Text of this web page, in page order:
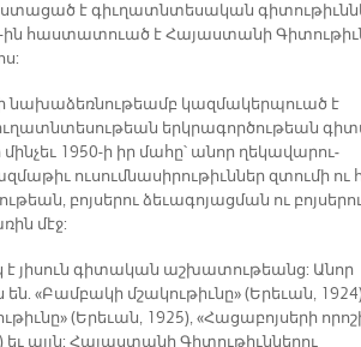
ստա­ցած է գիւ­ղատն­տե­սա­կան
ին հաս­տա­տո­ւած է Հա­յաս­տա­նի
նա­խա­ձեռ­նու­թեամբ կազ­մա­կեր­պո­ւած է
երկ­րա­գոր­ծու­թեան
1950-ի իր մա­հը՝ ա­նոր ղե­կա­վա­րու­
ու­սում­նա­սի­րու­թիւն­ներ զտու­մի ու
բոյ­սե­րու ձե­ւա­գո­յաց­ման ու
մէջ:
է յիսուն գի­տա­կան աշ­խա­տու­թեանց: Ա­նոր
«­Բամ­բա­կի մշա­կու­թիւ­նը» (Երեւան,
(Երեւան, 1925), «Հա­ցա­բոյ­սե­րի
ե­ւ այլն: ­Հա­յաս­տա­նի ­Գի­տու­թիւն­նե­րու